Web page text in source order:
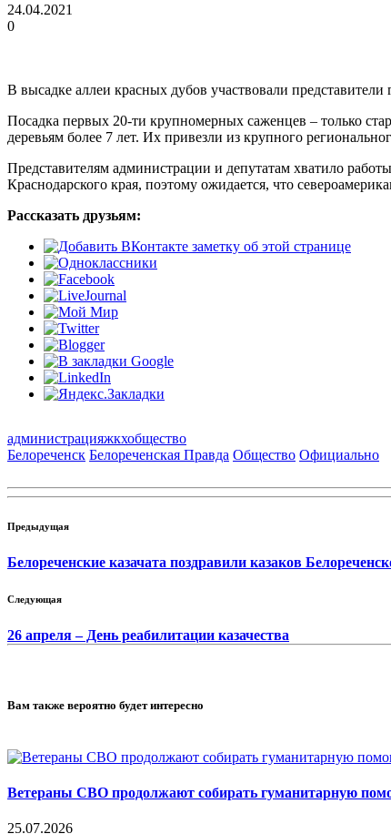
24.04.2021
0
В высадке аллеи красных дубов участвовали
Посадка первых 20-ти крупномерных саженцев – только
деревьям более 7 лет. Их привезли из крупного
Представителям администрации и депутатам хватило
Краснодарского края, поэтому ожидается, что
Рассказать друзьям:
администрацияжкхобщество
Белореченск Белореченская Правда Общество Официально
Предыдущая
Белореченские казачата поздравили казаков
Следующая
26 апреля – День реабилитации казачества
Вам также вероятно будет интересно
Ветераны СВО продолжают собирать гуманитарную
25.07.2026